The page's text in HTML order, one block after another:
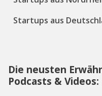
Startups aus
Die neusten
Podcasts & Videos: